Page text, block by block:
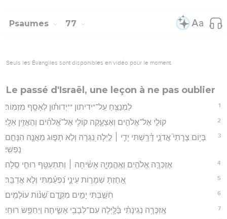
Psaumes 77
Seuls les Évangiles sont disponibles en vidéo pour le moment.
Le passé d'Israël, une leçon à ne pas oublier
1 לַמְנַצֵּ֥חַ עַֽל־*ידיתון **יְדוּת֗וּן לְאָסָ֥ף מִזְמֽוֹר׃
2 קוֹלִ֣י אֶל־אֱלֹהִ֣ים וְאֶצְעָ֑קָה קוֹלִ֥י אֶל־אֱ֝לֹהִ֗ים וְהַאֲזִ֥ין אֵלָֽי׃
3
בְּי֥וֹם צָרָתִי֮ אֲדֹנָ֪י דָּ֫רָ֥שְׁתִּי יָדִ֤י ׀ לַ֣יְלָה נִ֭גְּרָה וְלֹ֣א תָפ֑וּג מֵאֲנָ֖ה הִנָּחֵ֣ם
נַפְשִֽׁי׃
4 אֶזְכְּרָ֣ה אֱלֹהִ֣ים וְאֶֽהֱמָיָ֑ה אָשִׂ֓יחָה ׀ וְתִתְעַטֵּ֖ף רוּחִ֣י סֶֽלָה׃
5 אָ֭חַזְתָּ שְׁמֻר֣וֹת עֵינָ֑י נִ֝פְעַ֗מְתִּי וְלֹ֣א אֲדַבֵּֽר׃
6 חִשַּׁ֣בְתִּי יָמִ֣ים מִקֶּ֑דֶם שְׁ֝נ֗וֹת עוֹלָמִֽים׃
7 אֶֽזְכְּרָ֥ה נְגִינָתִ֗י בַּ֫לָּ֥יְלָה עִם־לְבָבִ֥י אָשִׂ֑יחָה וַיְחַפֵּ֥שׂ רוּחִֽי׃